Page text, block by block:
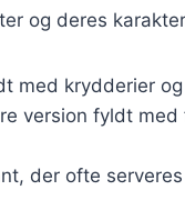
og deres
med krydderier
version fyldt
der ofte